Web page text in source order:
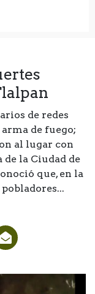
de redes
de fuego;
al lugar con
la Ciudad de
que, en la